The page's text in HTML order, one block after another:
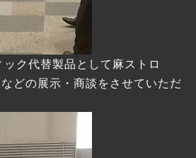
ク代替製品として麻ストロ
どの展示・商談をさせていただ